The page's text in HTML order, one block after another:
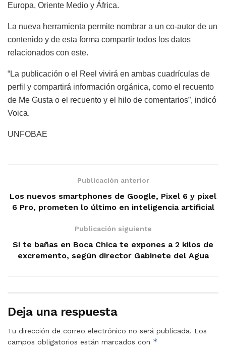
Europa, Oriente Medio y África.
La nueva herramienta permite nombrar a un co-autor de un
contenido y de esta forma compartir todos los datos
relacionados con este.
“La publicación o el Reel vivirá en ambas cuadrículas de
perfil y compartirá información orgánica, como el recuento
de Me Gusta o el recuento y el hilo de comentarios”, indicó
Voica.
UNFOBAE
Publicación anterior
Los nuevos smartphones de Google, Pixel 6 y pixel
6 Pro, prometen lo último en inteligencia artificial
Publicación siguiente
Si te bañas en Boca Chica te expones a 2 kilos de
excremento, según director Gabinete del Agua
Deja una respuesta
Tu dirección de correo electrónico no será publicada. Los
campos obligatorios están marcados con *